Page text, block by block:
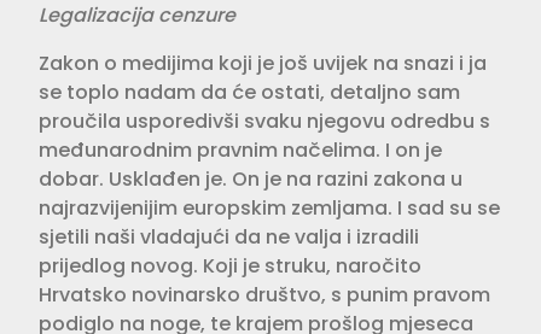
Legalizacija cenzure
Zakon o medijima koji je još uvijek na snazi i ja
se toplo nadam da će ostati, detaljno sam
proučila usporedivši svaku njegovu odredbu s
međunarodnim pravnim načelima. I on je
dobar. Usklađen je. On je na razini zakona u
najrazvijenijim europskim zemljama. I sad su se
sjetili naši vladajući da ne valja i izradili
prijedlog novog. Koji je struku, naročito
Hrvatsko novinarsko društvo, s punim pravom
podiglo na noge, te krajem prošlog mjeseca